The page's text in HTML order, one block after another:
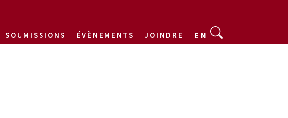
SOUMISSIONS ÉVÈNEMENTS JOINDRE EN